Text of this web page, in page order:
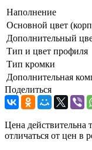
Наполнение
Основной цвет
Дополнительный
Тип и цвет профиля
Тип кромки
Дополнительная
Поделиться
Цена действительна
отличаться от цен в